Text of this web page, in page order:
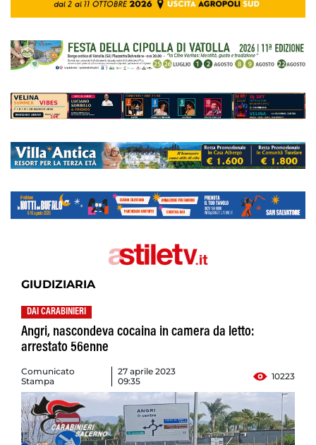
GIUDIZIARIA
DAI CARABINIERI
Angri, nascondeva cocaina in camera da letto:
arrestato 56enne
Comunicato
Stampa
27 aprile 2023
09:35
10223